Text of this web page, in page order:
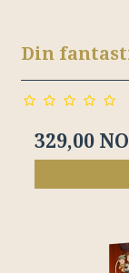
Din
329,00